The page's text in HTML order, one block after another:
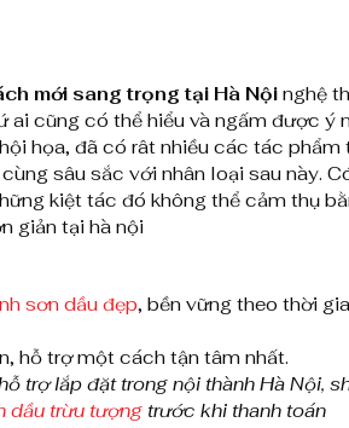
mới sang trọng tại Hà Nội nghệ
cũng có thể hiểu và ngấm được ý
họa, đã có rât nhiều các tác phẩm
sâu sắc với nhân loại sau này.
kiệt tác đó không thể cảm thụ
giản tại hà nội
sơn dầu đẹp, bền vững theo thời
hỗ trợ một cách tận tâm nhất.
trợ lắp đặt trong nội thành Hà Nội,
dầu trừu tượng trước khi thanh toán